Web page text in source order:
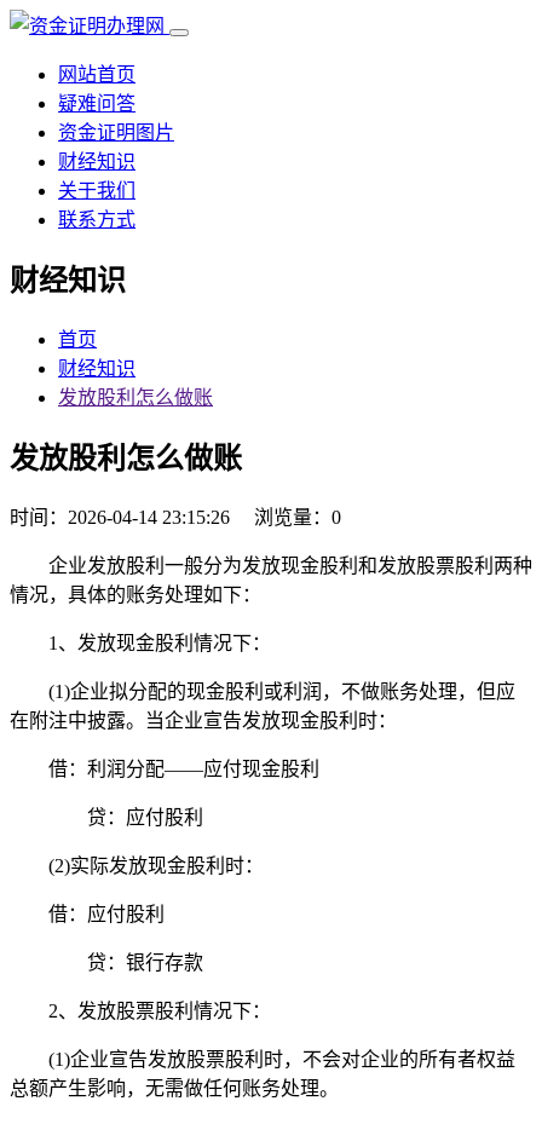
网站首页
疑难问答
资金证明图片
财经知识
关于我们
联系方式
财经知识
首页
财经知识
发放股利怎么做账
发放股利怎么做账
时间：2026-04-14 23:15:26 浏览量：0
企业发放股利一般分为发放现金股利和发放股票股利两种
情况，具体的账务处理如下：
1、发放现金股利情况下：
(1)企业拟分配的现金股利或利润，不做账务处理，但应
在附注中披露。当企业宣告发放现金股利时：
借：利润分配——应付现金股利
贷：应付股利
(2)实际发放现金股利时：
借：应付股利
贷：银行存款
2、发放股票股利情况下：
(1)企业宣告发放股票股利时，不会对企业的所有者权益
总额产生影响，无需做任何账务处理。